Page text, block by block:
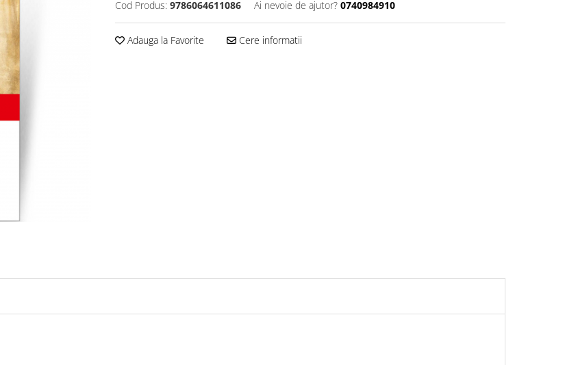
Cod Produs: 9786064611086 Ai nevoie de ajutor? 0740984910
Adauga la Favorite Cere informatii